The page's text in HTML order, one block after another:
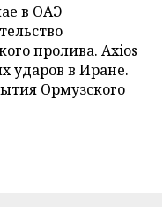
в ОАЭ
пролива. Axios
ударов в Иране.
Ормузского